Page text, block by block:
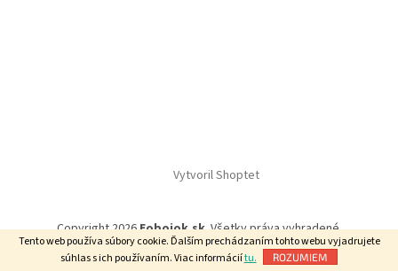
Tento web používa súbory cookie. Ďalším prechádzaním tohto webu vyjadrujete
súhlas s ich používaním. Viac informáciítu. ROZUMIEM
Vytvoril Shoptet
Copyright 2026Eobojok.sk. Všetky práva vyhradené.